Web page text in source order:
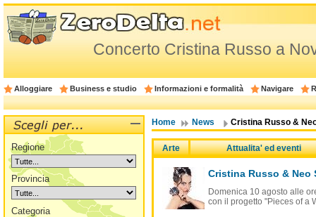
Concerto Cristina Russo a
Alloggiare Business e studio Informazioni e formalità Navigare
Home News Cristina Russo &
Arte Attualita' ed eventi
Cristina Russo &
Domenica 10 agosto alle
con il progetto "Pieces of a
Regione
Provincia
Categoria